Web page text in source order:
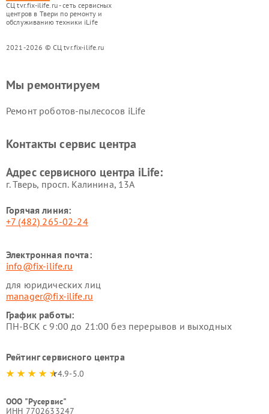
СЦ tvr.fix-ilife.ru - сеть сервисных
центров в Твери по ремонту и
обслуживанию техники iLife
2021-2026 © СЦ tvr.fix-ilife.ru
Мы ремонтируем
Ремонт роботов-пылесосов iLife
Контакты сервис центра
Адрес сервисного центра iLife:
г. Тверь, просп. Калинина, 13А
Горячая линия:
+7 (482) 265-02-24
Электронная почта:
info@fix-ilife.ru
для юридических лиц
manager@fix-ilife.ru
График работы:
ПН-ВСК с 9:00 до 21:00 без перерывов и выходных
Рейтинг сервисного центра
4.9-5.0
ООО "Русервис"
ИНН 7702633247